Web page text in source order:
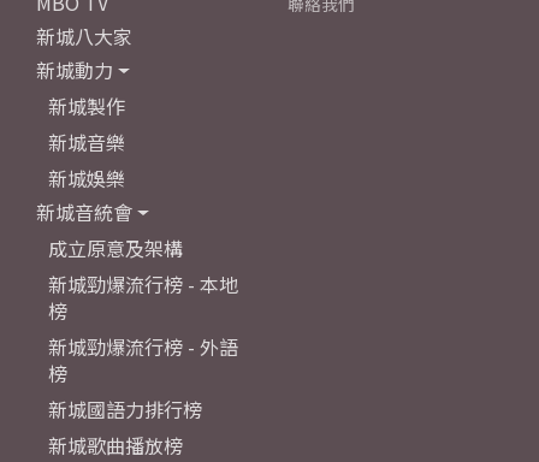
新城八大家
新城動力
新城製作
新城音樂
新城娛樂
新城音統會
成立原意及架構
新城勁爆流行榜 - 本地
榜
新城勁爆流行榜 - 外語
榜
新城國語力排行榜
新城歌曲播放榜